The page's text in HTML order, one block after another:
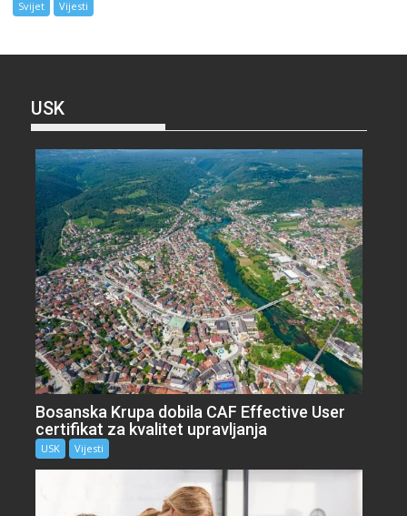
Svijet Vijesti
USK
Bosanska Krupa dobila CAF Effective User
certifikat za kvalitet upravljanja
USK Vijesti